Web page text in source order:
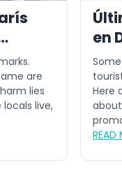
are
lies
live,
en
Here
READ